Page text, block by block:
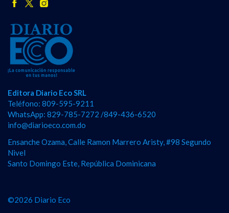
Editora Diario Eco SRL
Teléfono: 809-595-9211
WhatsApp: 829-785-7272 /849-436-6520
info@diarioeco.com.do
Ensanche Ozama, Calle Ramon Marrero Aristy, #98 Segundo
Nivel
Santo Domingo Este, República Dominicana
©2026 Diario Eco